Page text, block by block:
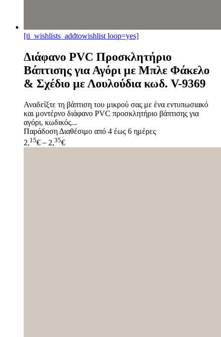
[ti_wishlists_addtowishlist loop=yes]
Διάφανο PVC Προσκλητήριο
Βάπτισης για Αγόρι με Μπλε Φάκελο
& Σχέδιο με Λουλούδια κωδ. V-9369
Αναδείξτε τη βάπτιση του μικρού σας με ένα εντυπωσιακό
και μοντέρνο διάφανο PVC προσκλητήριο βάπτισης για
αγόρι, κωδικός...
Παράδοση Διαθέσιμο από 4 έως 6 ημέρες
2,15€ – 2,35€